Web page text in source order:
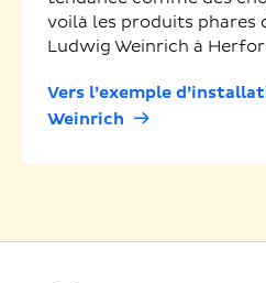
voilà les produits phares
Ludwig Weinrich à
Vers l’exemple
Weinrich